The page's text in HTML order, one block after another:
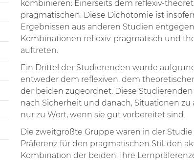
kombinieren: Einerseits dem reflexiv-
pragmatischen. Diese Dichotomie ist
Ergebnissen aus anderen Studien
Kombinationen reflexiv-pragmatisch und
auftreten.
Ein Drittel der Studierenden wurde
entweder dem reflexiven, dem
der beiden zugeordnet. Diese
nach Sicherheit und danach, Situationen zu
nur zu Wort, wenn sie gut vorbereitet sind.
Die zweitgrößte Gruppe waren in der
Präferenz für den pragmatischen Stil, den
Kombination der beiden. Ihre